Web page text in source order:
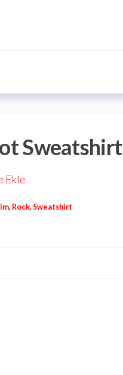
Sweatshirt
Ekle
, Rock, Sweatshirt